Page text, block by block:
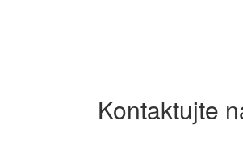
Kontaktujte